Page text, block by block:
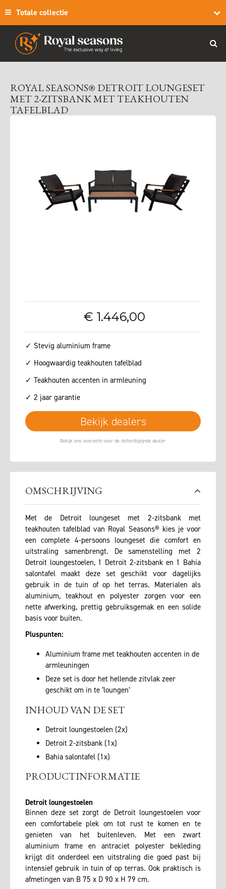
Totale collectie
ROYAL SEASONS® DETROIT LOUNGESET
MET 2-ZITSBANK MET TEAKHOUTEN
TAFELBLAD
€ 1.446,00
✓ Stevig aluminium frame
✓ Hoogwaardig teakhouten tafelblad
✓ Teakhouten accenten in armleuning
✓ 2 jaar garantie
Bekijk dealers
OMSCHRIJVING
Met de Detroit loungeset met 2-zitsbank met
teakhouten tafelblad van Royal Seasons® kies je voor
een complete 4-persoons loungeset die comfort en
uitstraling samenbrengt. De samenstelling met 2
Detroit loungestoelen, 1 Detroit 2-zitsbank en 1 Bahia
salontafel maakt deze set geschikt voor dagelijks
gebruik in de tuin of op het terras. Materialen als
aluminium, teakhout en polyester zorgen voor een
nette afwerking, prettig gebruiksgemak en een solide
basis voor buiten.
Pluspunten:
Aluminium frame met teakhouten accenten in de
armleuningen
Deze set is door het hellende zitvlak zeer
geschikt om in te ‘loungen’
INHOUD VAN DE SET
Detroit loungestoelen (2x)
Detroit 2-zitsbank (1x)
Bahia salontafel (1x)
PRODUCTINFORMATIE
Detroit loungestoelen
Binnen deze set zorgt de Detroit loungestoelen voor
een comfortabele plek om tot rust te komen en te
genieten van het buitenleven. Met een zwart
aluminium frame en antraciet polyester bekleding
krijgt dit onderdeel een uitstraling die goed past bij
intensief gebruik in tuin of op terras. Ook praktisch is
afmetingen van B 75 x D 90 x H 79 cm.